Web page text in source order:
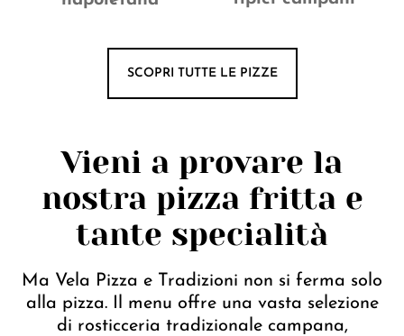
SCOPRI TUTTE LE PIZZE
Vieni a provare la
nostra pizza fritta e
tante specialità
Ma Vela Pizza e Tradizioni non si ferma solo
alla pizza. Il menu offre una vasta selezione
di rosticceria tradizionale campana,